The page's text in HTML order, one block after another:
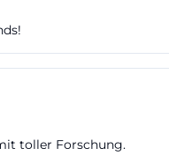
toller Forschung.